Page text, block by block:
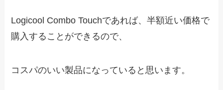
Logicool Combo Touchであれば、半額近い価格で
購入することができるので、
コスパのいい製品になっていると思います。